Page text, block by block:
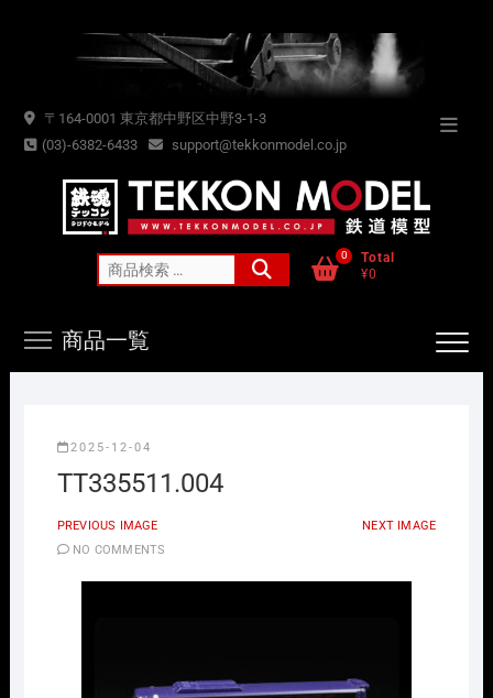
〒164-0001 東京都中野区中野3-1-3
(03)-6382-6433
support@tekkonmodel.co.jp
索
0
Total
¥0
商品一覧
2025-12-04
TT335511.004
PREVIOUS IMAGE
NEXT IMAGE
NO COMMENTS